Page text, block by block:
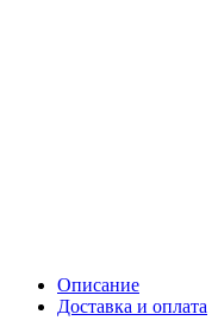
Описание
Доставка и оплата